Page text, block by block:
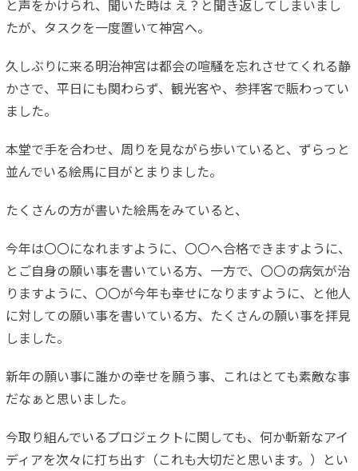
と声をかけられ、聞いた時は え？と聞き返してしまいまし
たが、タスクを一度置いて神宮へ。
久しぶりに来る明治神宮は都会の喧騒を忘れさせてくれる静
かさで、平日にも関わらず、観光客や、参拝客で賑わってい
ました。
本堂で手を合わせ、周りを見ながら歩いていると、ずらっと
並んでいる絵馬に目がとまりました。
たくさんの方が書いた絵馬をみていると、
今年は〇〇になれますように、〇〇へ合格できますように、
とご自 身の願い事を書いている方、一方で、〇〇の病気が治
りますように、〇〇が今年も幸せになりますように、と他人
に対しての願い事を書いている方、たくさんの願い事を拝見
しました。
新年の願い事に誰かの幸せを願う事、これはとても素敵な事
だなぁ と思いました。
今取り組んでいるプロジェクトに関しても、何か斬新なアイ
ディア を次々に打ち出す（これも大切だと思います。）とい